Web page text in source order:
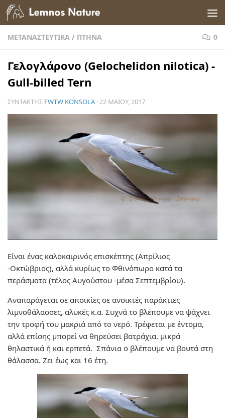
Skip to content
ΜΕΤΑΝΑΣΤΕΥΤΙΚΆ / ΠΤΗΝΆ 0
Γελογλάρονο (Gelochelidon nilotica) -
Gull-billed Tern
ΣΥΝΤΆΚΤΗΣ FWTW KONSOLA ·22 ΜΑΪ́ΟΥ, 2017
Είναι ένας καλοκαιρινός επισκέπτης (Απρίλιος
-Οκτώβριος), αλλά κυρίως το Φθινόπωρο κατά τα
περάσματα (τέλος Αυγούστου -μέσα Σεπτεμβρίου).
Αναπαράγεται σε αποικίες σε ανοικτές παράκτιες
λιμνοθάλασσες, αλυκές κ.α. Συχνά το βλέπουμε να ψάχνει
την τροφή του μακριά από το νερό. Τρέφεται με έντομα,
αλλά επίσης μπορεί να θηρεύσει βατράχια, μικρά
θηλαστικά ή και ερπετά. Σπάνια ο βλέπουμε να βουτά στη
θάλασσα. Ζει έως και 16 έτη.